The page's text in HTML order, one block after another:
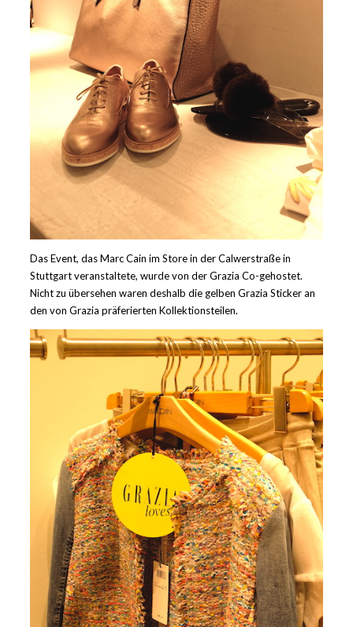
Das Event, das Marc Cain im Store in der Calwerstraße in
Stuttgart veranstaltete, wurde von der Grazia Co-gehostet.
Nicht zu übersehen waren deshalb die gelben Grazia Sticker an
den von Grazia präferierten Kollektionsteilen.